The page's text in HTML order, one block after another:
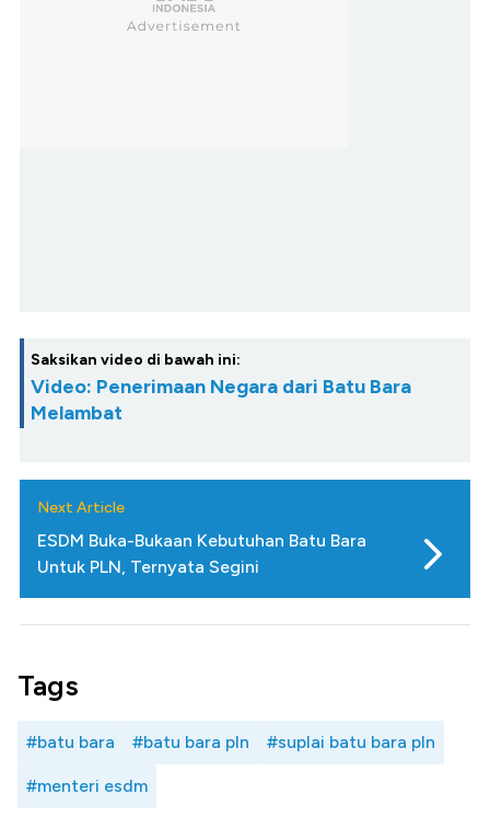
Saksikan video di bawah ini:
Video: Penerimaan Negara dari Batu Bara
Melambat
Next Article
ESDM Buka-Bukaan Kebutuhan Batu Bara
Untuk PLN, Ternyata Segini
Tags
#batu bara #batu bara pln #suplai batu bara pln
#menteri esdm